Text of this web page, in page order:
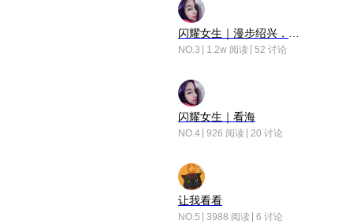
NO.3 1.2w 阅读 52 讨论
闪耀女生｜看海
NO.4 926 阅读 20 讨论
让我看看
NO.5 3988 阅读 6 讨论